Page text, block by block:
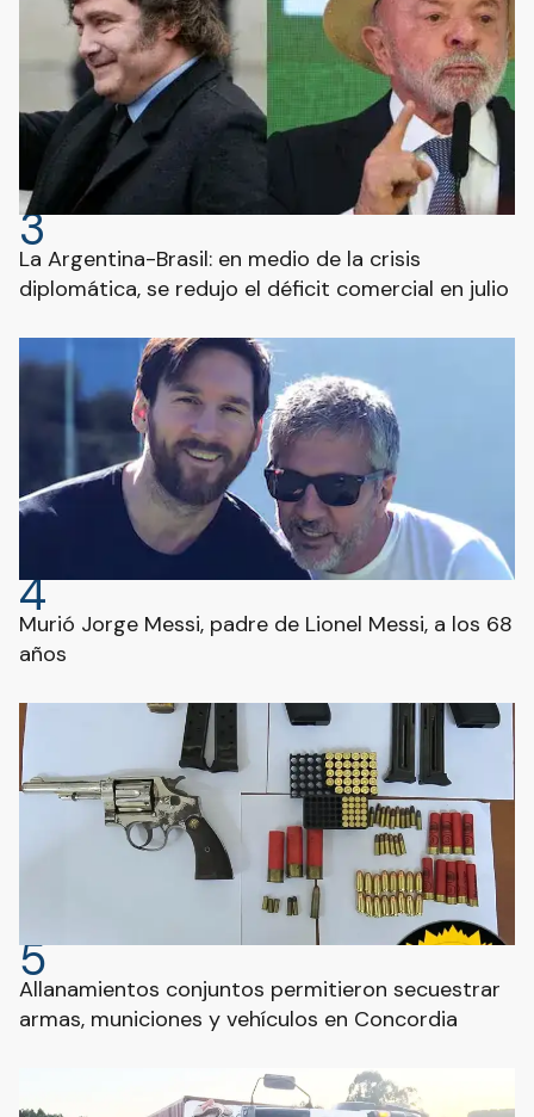
3
La Argentina-Brasil: en medio de la crisis
diplomática, se redujo el déficit comercial en julio
4
Murió Jorge Messi, padre de Lionel Messi, a los 68
años
5
Allanamientos conjuntos permitieron secuestrar
armas, municiones y vehículos en Concordia